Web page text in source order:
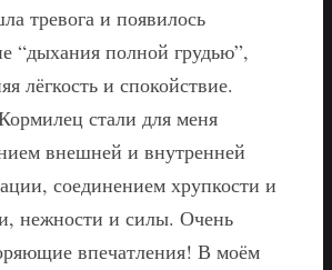
тревога и появилось
“дыхания полной грудью”,
лёгкость и спокойствие.
стали для меня
внешней и внутренней
соединением хрупкости и
нежности и силы. Очень
впечатления! В моём